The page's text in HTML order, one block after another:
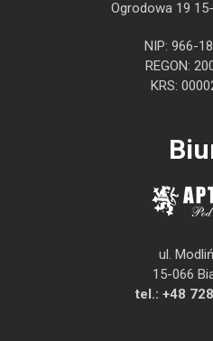
Ogrodowa 19
NIP: 966-
REGON:
KRS:
ul.
15-066
tel.: +48